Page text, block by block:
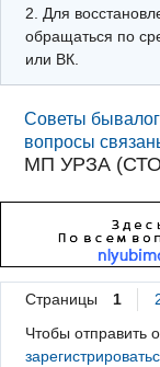
2. Для
обращаться по
или ВК.
Советы
вопросы
МП УРЗА (СТО
Страницы 1
Чтобы отправить